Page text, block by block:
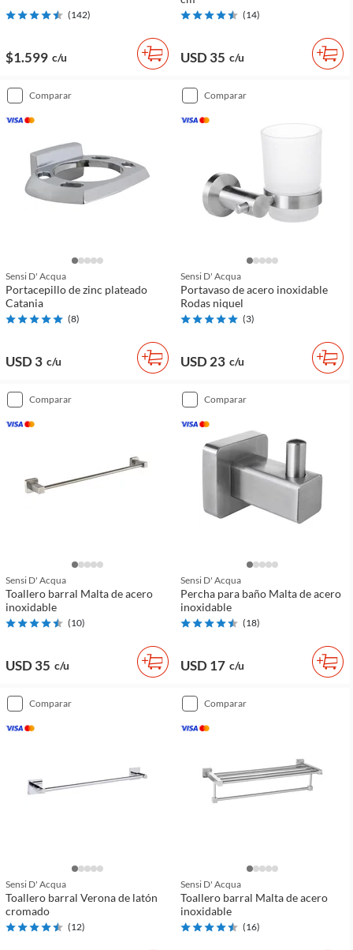
(142)
$1.599 c/u
(14)
USD 35 c/u
comparar
Sensi D' Acqua
Portacepillo de zinc plateado
Catania
(8)
USD 3 c/u
comparar
Sensi D' Acqua
Portavaso de acero inoxidable
Rodas niquel
(3)
USD 23 c/u
comparar
Sensi D' Acqua
Toallero barral Malta de acero
inoxidable
(10)
USD 35 c/u
comparar
Sensi D' Acqua
Percha para baño Malta de acero
inoxidable
(18)
USD 17 c/u
comparar
Sensi D' Acqua
Toallero barral Verona de latón
cromado
(12)
comparar
Sensi D' Acqua
Toallero barral Malta de acero
inoxidable
(16)